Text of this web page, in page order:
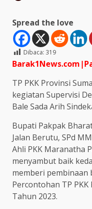
Spread the love
Dibaca: 319
TP PKK Provinsi
kegiatan Supervisi
Bale Sada Arih
Bupati Pakpak
Jalan Berutu, SPd
Ahli PKK Maranatha
menyambut baik
memberi pembinaan
Percontohan TP
Tahun 2023.